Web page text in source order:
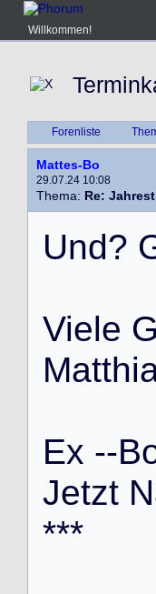
Willkommen!
Forenliste
Mattes-Bo
29.07.24 10:08
Thema: Re:
Und?
Viele G
Matthi
Ex --B
Jetzt N
***